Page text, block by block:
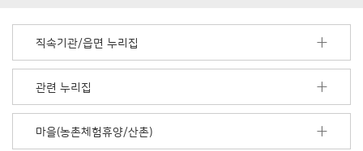
더
기
직속기관/읍면 누리집
관련 누리집
마을(농촌체험휴양/산촌)